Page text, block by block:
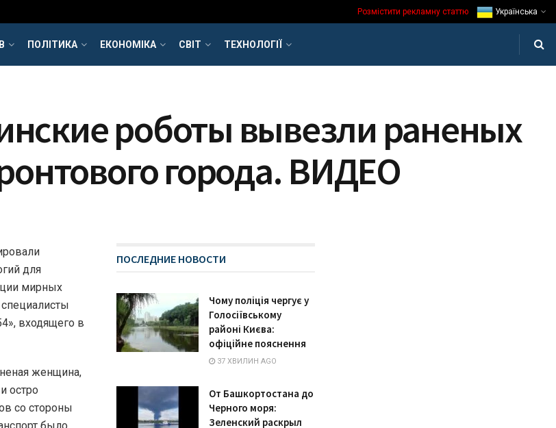
Розмістити рекламну статтю Українська
ПОЛІТИКА ЕКОНОМІКА СВІТ ТЕХНОЛОГІЇ
роботы вывезли раненых
города. ВИДЕО
для
мирных
входящего в
женщина,
остро
со стороны
ПОСЛЕДНИЕ НОВОСТИ
Чому поліція чергує у
Голосіївському
районі Києва:
офіційне пояснення
37 ХВИЛИН AGO
От Башкортостана до
Черного моря:
Зеленский раскрыл